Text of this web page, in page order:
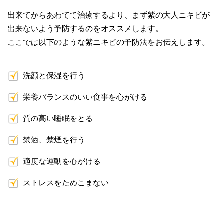
出来てからあわてて治療するより、まず紫の大人ニキビが
出来ないよう予防するのをオススメします。
ここでは以下のような紫ニキビの予防法をお伝えします。
洗顔と保湿を行う
栄養バランスのいい食事を心がける
質の高い睡眠をとる
禁酒、禁煙を行う
適度な運動を心がける
ストレスをためこまない